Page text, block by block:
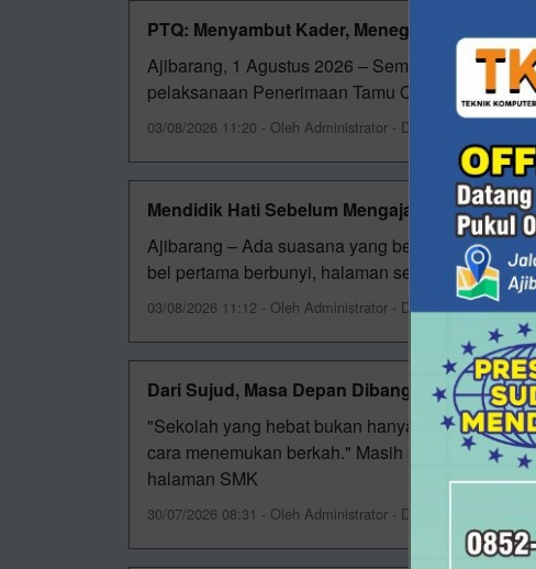
PTQ: Menyambut Kader, Meneguhkan
Ajibarang, 1 Agustus 2026 – Semangat
pelaksanaan Penerimaan Tamu Qobilah (PTQ)
03/08/2026 11:20 - Oleh Administrator - Dilihat 48 kali
Mendidik Hati Sebelum Mengajar Ilmu
Ajibarang – Ada suasana yang berbeda setiap
bel pertama berbunyi, halaman sekolah telah
03/08/2026 11:12 - Oleh Administrator - Dilihat 39 kali
Dari Sujud, Masa Depan Dibangun
"Sekolah yang hebat bukan hanya mengajarkan
cara menemukan berkah." Masih pagi ketika
halaman SMK
30/07/2026 08:31 - Oleh Administrator - Dilihat 91 kali